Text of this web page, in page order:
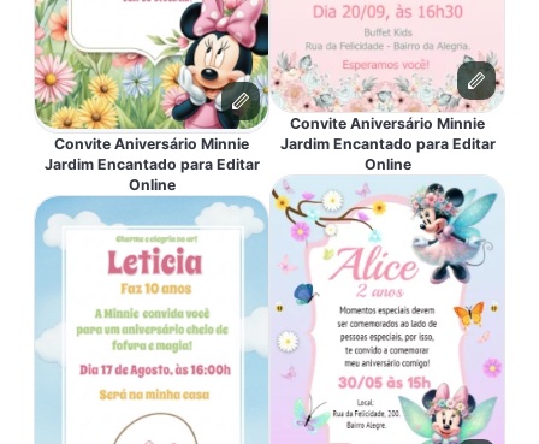
Convite Aniversário Minnie
Jardim Encantado para Editar
Online
Convite Aniversário Minnie
Jardim Encantado para Editar
Online